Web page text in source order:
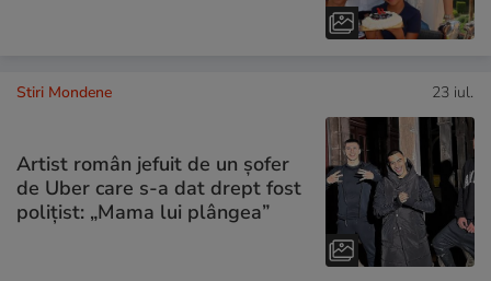
Stiri Mondene 23 iul.
Artist român jefuit de un șofer
de Uber care s-a dat drept fost
polițist: „Mama lui plângea”